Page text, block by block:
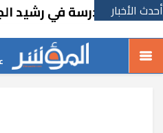
أحدث الأخبارمدرسة في رشيد الجديدة